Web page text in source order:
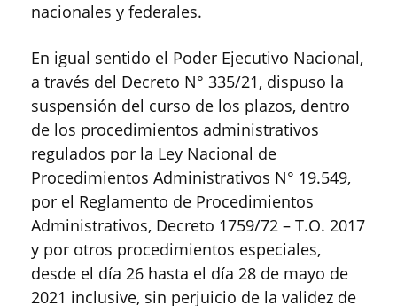
nacionales y federales.
En igual sentido el Poder Ejecutivo Nacional,
a través del Decreto N° 335/21, dispuso la
suspensión del curso de los plazos, dentro
de los procedimientos administrativos
regulados por la Ley Nacional de
Procedimientos Administrativos N° 19.549,
por el Reglamento de Procedimientos
Administrativos, Decreto 1759/72 – T.O. 2017
y por otros procedimientos especiales,
desde el día 26 hasta el día 28 de mayo de
2021 inclusive, sin perjuicio de la validez de